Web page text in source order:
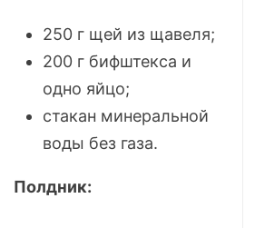
250 г щей из щавеля;
200 г бифштекса и
одно яйцо;
стакан минеральной
воды без газа.
Полдник: